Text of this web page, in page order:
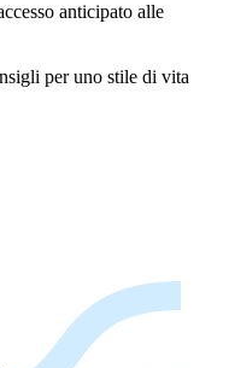
anticipato alle
per uno stile di vita